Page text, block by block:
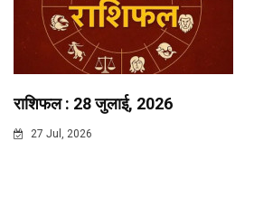
राशिफल : 28 जुलाई, 2026
27 Jul, 2026